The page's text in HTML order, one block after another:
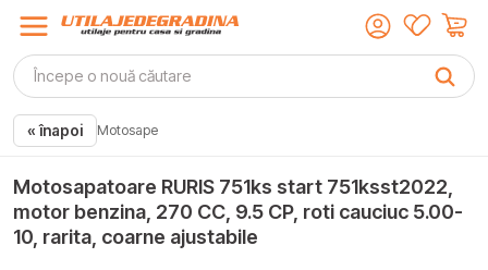
« înapoi Motosape
Motosapatoare RURIS 751ks start 751ksst2022,
motor benzina, 270 CC, 9.5 CP, roti cauciuc 5.00-
10, rarita, coarne ajustabile